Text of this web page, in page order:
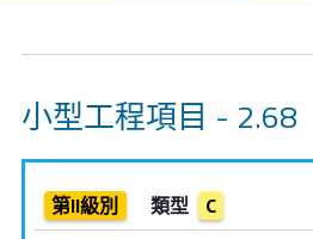
小型工程項目 - 2.68
第II級別 類型 C